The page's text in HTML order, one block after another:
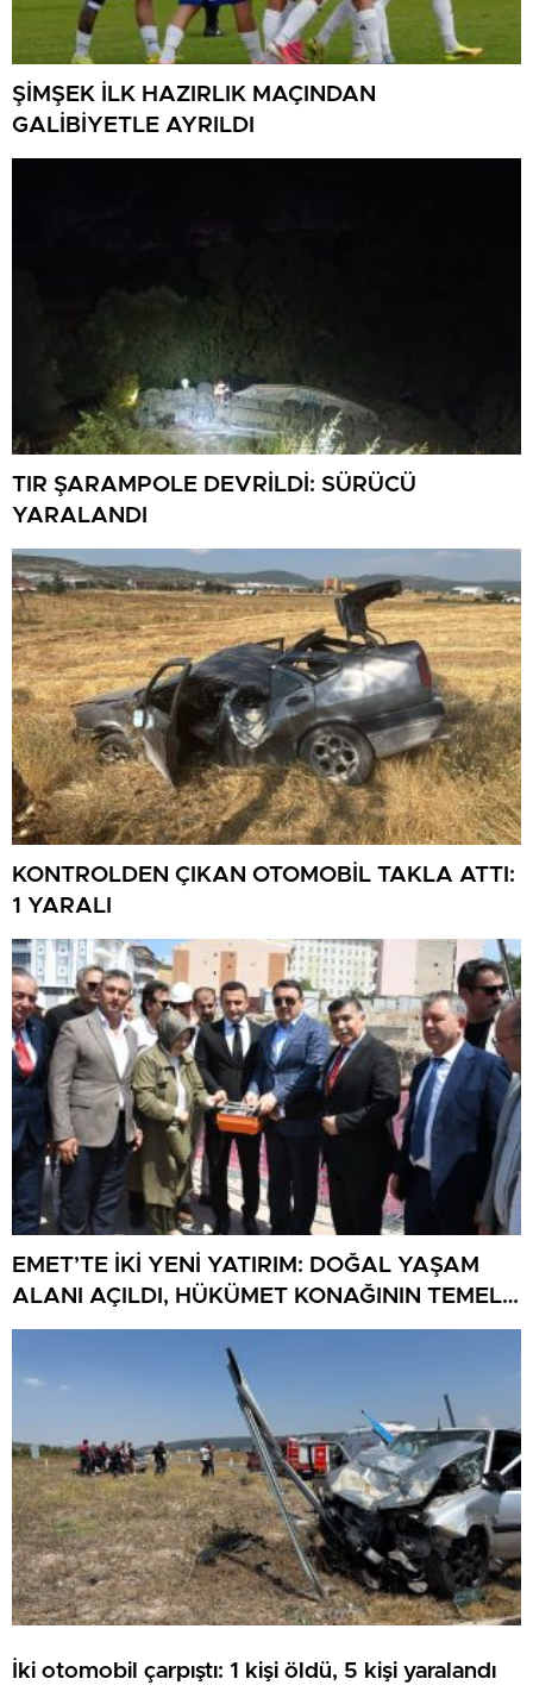
ŞİMŞEK İLK HAZIRLIK MAÇINDAN
GALİBİYETLE AYRILDI
TIR ŞARAMPOLE DEVRİLDİ: SÜRÜCÜ
YARALANDI
KONTROLDEN ÇIKAN OTOMOBİL TAKLA ATTI:
1 YARALI
EMET’TE İKİ YENİ YATIRIM: DOĞAL YAŞAM
ALANI AÇILDI, HÜKÜMET KONAĞININ TEMELİ
ATILDI
İki otomobil çarpıştı: 1 kişi öldü, 5 kişi yaralandı